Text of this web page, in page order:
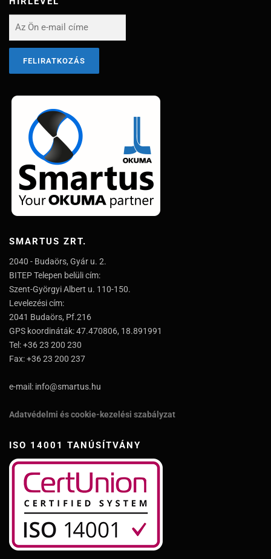
SMARTUS ZRT.
2040 - Budaörs, Gyár u. 2.
BITEP Telepen belüli cím:
Szent-Györgyi Albert u. 110-150.
Levelezési cím:
2041 Budaörs, Pf.216
GPS koordináták: 47.470806, 18.891991
Tel: +36 23 200 230
Fax: +36 23 200 237
e-mail: info@smartus.hu
Adatvédelmi és cookie-kezelési szabályzat
ISO 14001 TANÚSÍTVÁNY